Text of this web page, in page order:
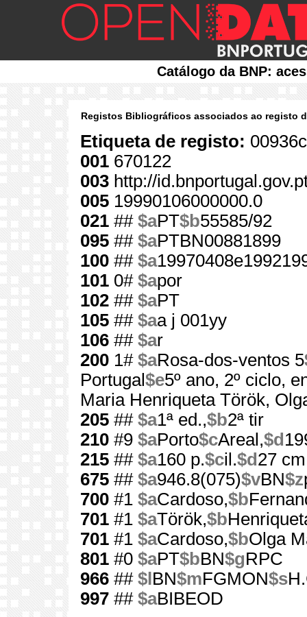
Catálogo da BNP:
Registos Bibliográficos associados ao registo
Etiqueta de registo:
001 670122
003 http://
005 19990106000000.0
021 ## $aPT$b55585/92
095 ## $aPTBN00881899
100 ## $a
101 0# $apor
102 ## $aPT
105 ## $aa j 001yy
106 ## $ar
200 1# $aRosa-dos-ventos 5
Portugal$e5º ano, 2º ciclo,
Maria Henriqueta Török,
205 ## $a1ª ed.,$b2ª tir
210 #9 $aPorto$cAreal,$d
215 ## $a160 p.$cil.$d 27 cm
675 ## $a946.8(075)$vBN$z
700 #1 $aCardoso,$b
701 #1 $aTörök,$b
701 #1 $aCardoso,$bOlga
801 #0 $aPT$bBN$gRPC
966 ## $l BN$mFGMON$s
997 ## $aBIBEOD